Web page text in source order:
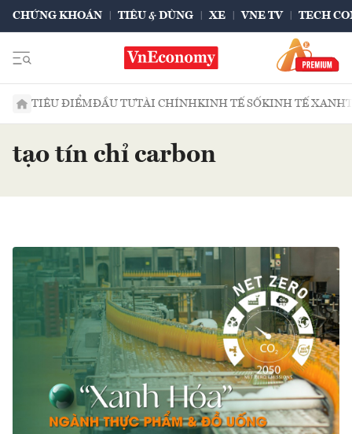
CHỨNG KHOÁN TIÊU & DÙNG XE VNE TV TECH
TIÊU ĐIỂMĐẦU TƯTÀI CHÍNHKINH TẾ SỐKINH TẾ XANH
tạo tín chỉ carbon